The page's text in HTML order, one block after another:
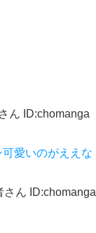
ん ID:chomanga
愛いのがええな
さん ID:chomanga